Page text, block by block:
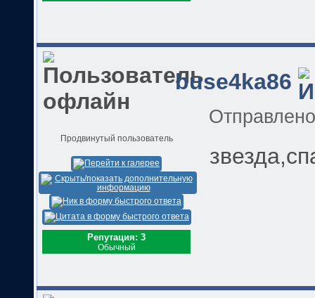
buse4ka86
Продвинутый пользователь
Репутация: 3
Обычный